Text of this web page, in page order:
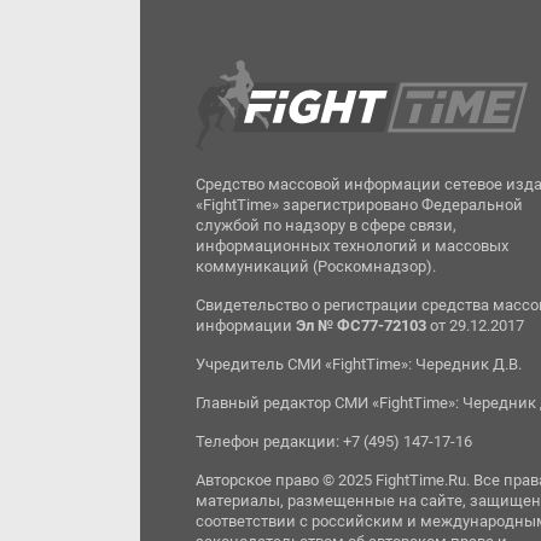
Средство массовой информации сетевое
«FightTime» зарегистрировано Федеральной
службой по надзору в сфере связи,
информационных технологий и массовых
коммуникаций (Роскомнадзор).
Свидетельство о регистрации средства
информацииЭл № ФС77-72103 от 29.12.2017
Учредитель СМИ «FightTime»: Чередник Д.В.
Главный редактор СМИ «FightTime»: Чередник
Телефон редакции: +7 (495) 147-17-16
Авторское право © 2025 FightTime.Ru. Все
материалы, размещенные на сайте,
соответствии с российским и